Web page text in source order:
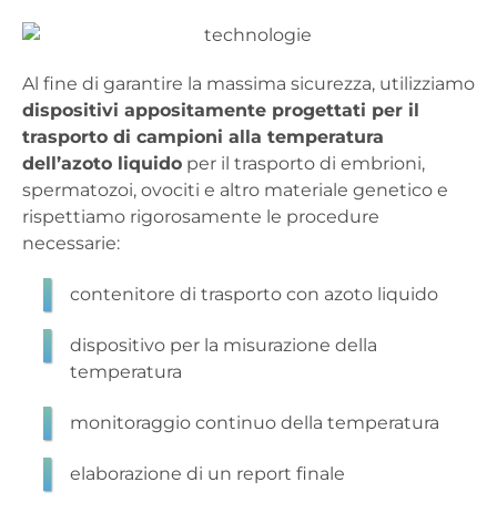
Al fine di garantire la massima sicurezza, utilizziamo
dispositivi appositamente progettati per il
trasporto di campioni alla temperatura
dell’azoto liquido per il trasporto di embrioni,
spermatozoi, ovociti e altro materiale genetico e
rispettiamo rigorosamente le procedure
necessarie:
contenitore di trasporto con azoto liquido
dispositivo per la misurazione della
temperatura
monitoraggio continuo della temperatura
elaborazione di un report finale